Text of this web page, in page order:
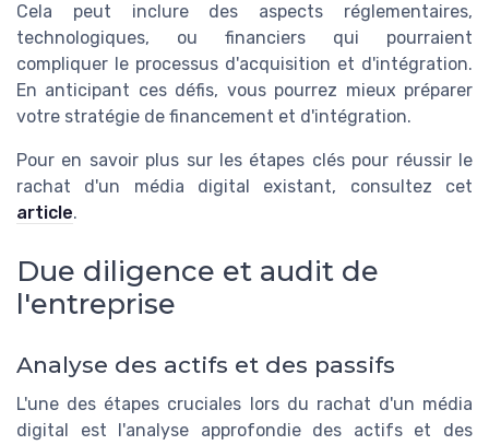
Cela peut inclure des aspects réglementaires,
technologiques, ou financiers qui pourraient
compliquer le processus d'acquisition et d'intégration.
En anticipant ces défis, vous pourrez mieux préparer
votre stratégie de financement et d'intégration.
Pour en savoir plus sur les étapes clés pour réussir le
rachat d'un média digital existant, consultez cet
article.
Due diligence et audit de
l'entreprise
Analyse des actifs et des passifs
L'une des étapes cruciales lors du rachat d'un média
digital est l'analyse approfondie des actifs et des